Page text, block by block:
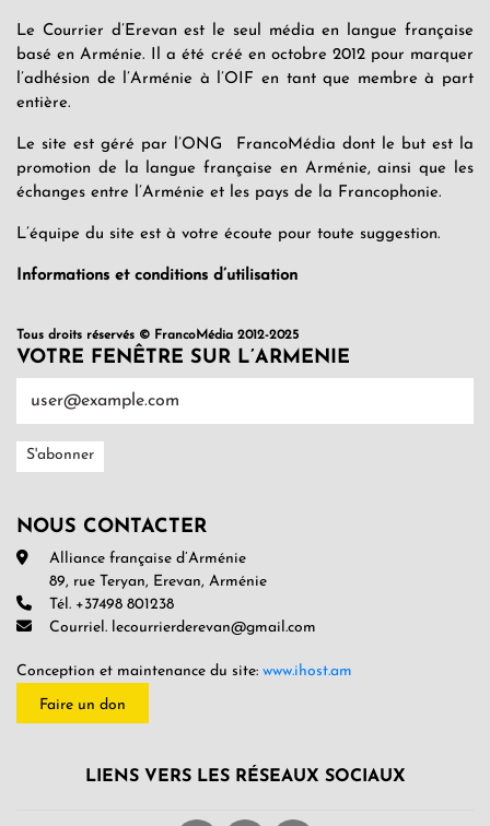
Le Courrier d’Erevan est le seul média en langue française
basé en Arménie. Il a été créé en octobre 2012 pour marquer
l’adhésion de l’Arménie à l’OIF en tant que membre à part
entière.
Le site est géré par l’ONG FrancoMédia dont le but est la
promotion de la langue française en Arménie, ainsi que les
échanges entre l’Arménie et les pays de la Francophonie.
L’équipe du site est à votre écoute pour toute suggestion.
Informations et conditions d’utilisation
Tous droits réservés © FrancoMédia 2012-2025
VOTRE FENÊTRE SUR L’ARMENIE
NOUS CONTACTER
Alliance française d’Arménie
89, rue Teryan, Erevan, Arménie
Tél. +37498 801238
Courriel. lecourrierderevan@gmail.com
Conception et maintenance du site: www.ihost.am
Faire un don
LIENS VERS LES RÉSEAUX SOCIAUX